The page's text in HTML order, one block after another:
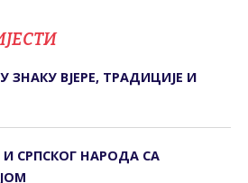
ЗНАКУ ВЈЕРЕ, ТРАДИЦИЈЕ И
И СРПСКОГ НАРОДА СА